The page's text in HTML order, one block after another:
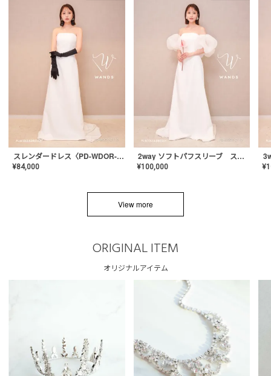
スレンダードレス〈PD-WDOR-2110〉
¥84,000
2way ソフトパフスリーブ スレンダードレス〈PD-WDOR-2112〉
¥100,000 ¥
View more
ORIGINAL ITEM
オリジナルアイテム